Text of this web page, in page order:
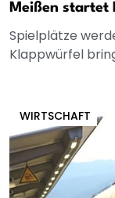
Meißen startet
Spielplätze
Klappwürfel
WIRTSCHAFT